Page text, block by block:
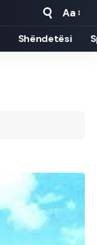
Font
Resizer
Aa
Shëndetësi